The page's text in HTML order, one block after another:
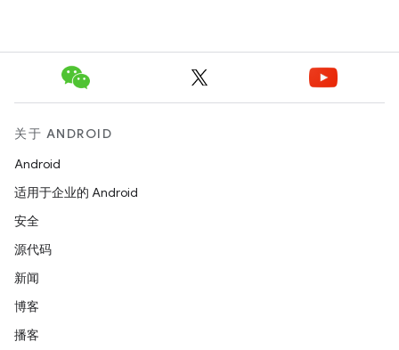
关于 ANDROID
Android
适用于企业的 Android
安全
源代码
新闻
博客
播客